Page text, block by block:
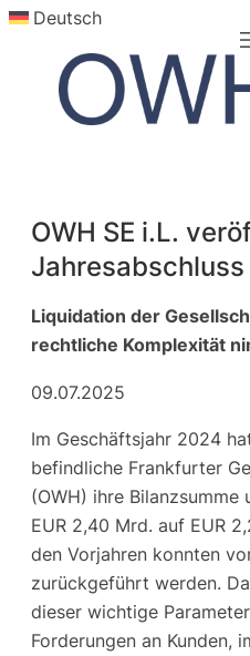
Zum
springen
Deutsch
OWH SE i.L.
Liquidation der
rechtliche Komplexität
Im Geschäftsjahr 2024
befindliche Frankfurter
(OWH) ihre
EUR 2,40 Mrd. auf EUR
den Vorjahren konnten
zurückgeführt werden.
dieser wichtige
Forderungen an Kunden,